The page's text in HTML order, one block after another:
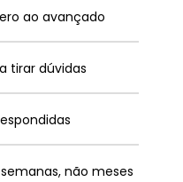
ao avançado
tirar dúvidas
não meses